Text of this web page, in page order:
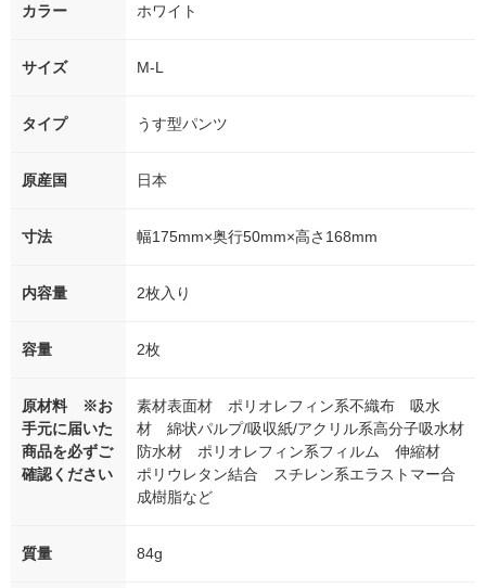
カラー ホワイト
サイズ M-L
タイプ うす型パンツ
原産国 日本
寸法 幅175mm×奥行50mm×高さ168mm
内容量 2枚入り
容量 2枚
原材料 ※お
手元に届いた
商品を必ずご
確認ください
素材表面材 ポリオレフィン系不織布 吸水
材 綿状パルプ/吸収紙/アクリル系高分子吸水材
防水材 ポリオレフィン系フィルム 伸縮材
ポリウレタン結合 スチレン系エラストマー合
成樹脂など
質量 84g